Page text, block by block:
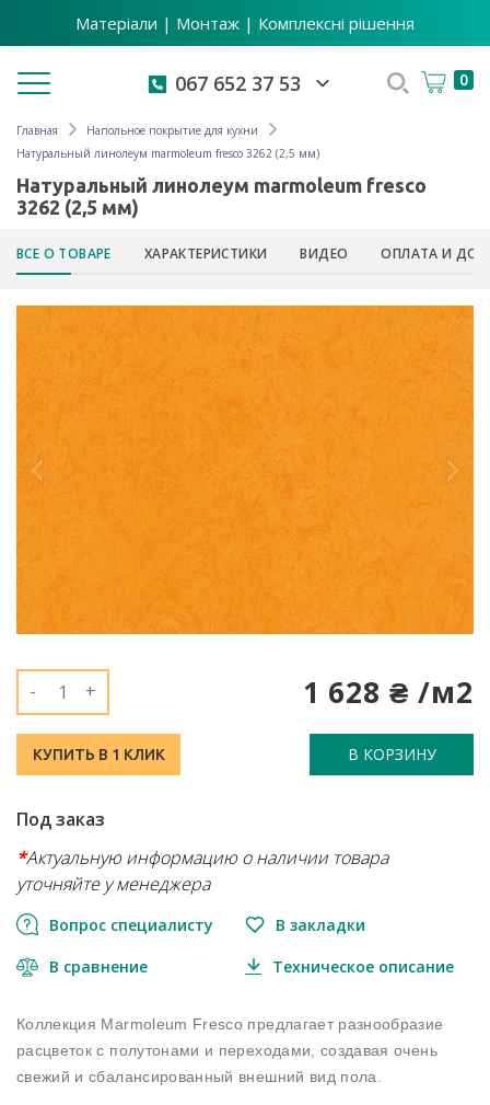
Матеріали | Монтаж | Комплексні рішення
Toggle navigation 067 652 37 53 0
Главная
Напольное покрытие для кухни
Натуральный линолеум marmoleum fresco 3262 (2,5 мм)
Натуральный линолеум marmoleum fresco
3262 (2,5 мм)
ВСЕ О ТОВАРЕ ХАРАКТЕРИСТИКИ ВИДЕО ОПЛАТА И
1 628 ₴ /м2
- +
КУПИТЬ В 1 КЛИК В КОРЗИНУ
Под заказ
*Актуальную информацию о наличии товара
уточняйте у менеджера
Вопрос специалисту В закладки
В сравнение Техническое описание
Коллекция Marmoleum Fresco предлагает разнообразие
расцветок с полутонами и переходами, создавая очень
свежий и сбалансированный внешний вид пола.